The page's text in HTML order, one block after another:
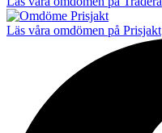
Läs våra omdömen på Prisjakt